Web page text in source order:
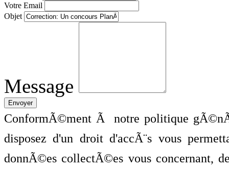
Votre Email
Objet
Message
ConformÃ©ment Ã notre politique
disposez d'un droit d'accÃ¨s vous
donnÃ©es collectÃ©es vous concernant,